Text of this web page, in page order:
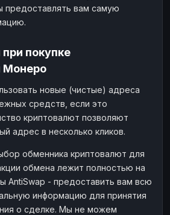
предоставлять вам самую
покупке
Монеро
новые (чистые) адреса
средств, если это
криптовалют позволяют
адрес в несколько кликов.
обменника криптовалют для
обмена лежит полностью на
AntiSwap - предоставить вам всю
информацию для принятия
о сделке. Мы не можем